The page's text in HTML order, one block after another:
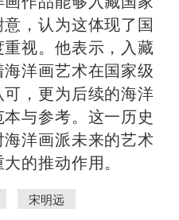
，认为这体现了国
视。他表示，入藏
洋画艺术在国家级
，更为后续的海洋
与参考。这一历史
洋画派未来的艺术
的推动作用。
宋明远